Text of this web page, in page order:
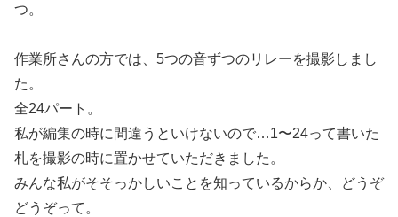
つ。
作業所さんの方では、5つの音ずつのリレーを撮影しまし
た。
全24パート。
私が編集の時に間違うといけないので…1〜24って書いた
札を撮影の時に置かせていただきました。
みんな私がそそっかしいことを知っているからか、どうぞ
どうぞって。